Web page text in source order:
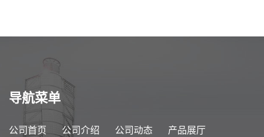
导航菜单
公司首页 公司介绍 公司动态 产品展厅